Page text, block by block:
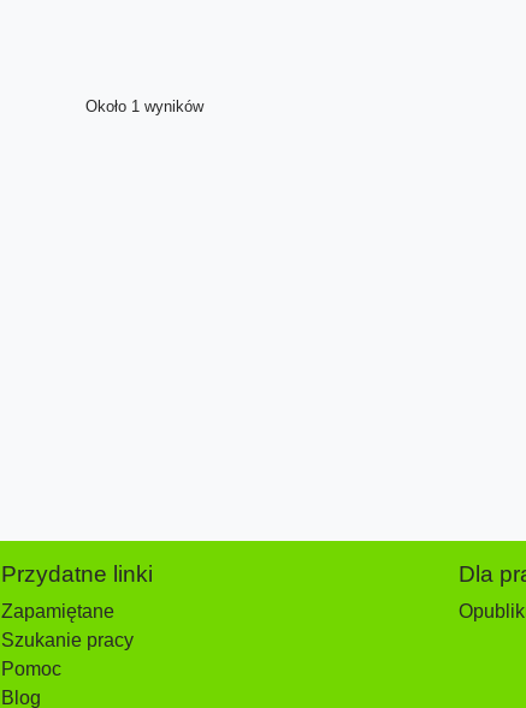
Około 1 wyników
Przydatne linki
Zapamiętane
Szukanie pracy
Pomoc
Blog
Dla